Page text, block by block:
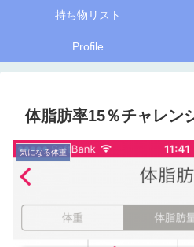
持ち物リスト
Profile
体脂肪率15％チャレン
気になる体重